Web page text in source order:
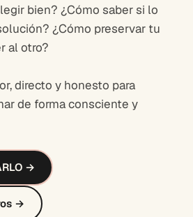
bien? ¿Cómo saber si lo
¿Cómo preservar tu
al otro?
directo y honesto para
de forma consciente y
→
→